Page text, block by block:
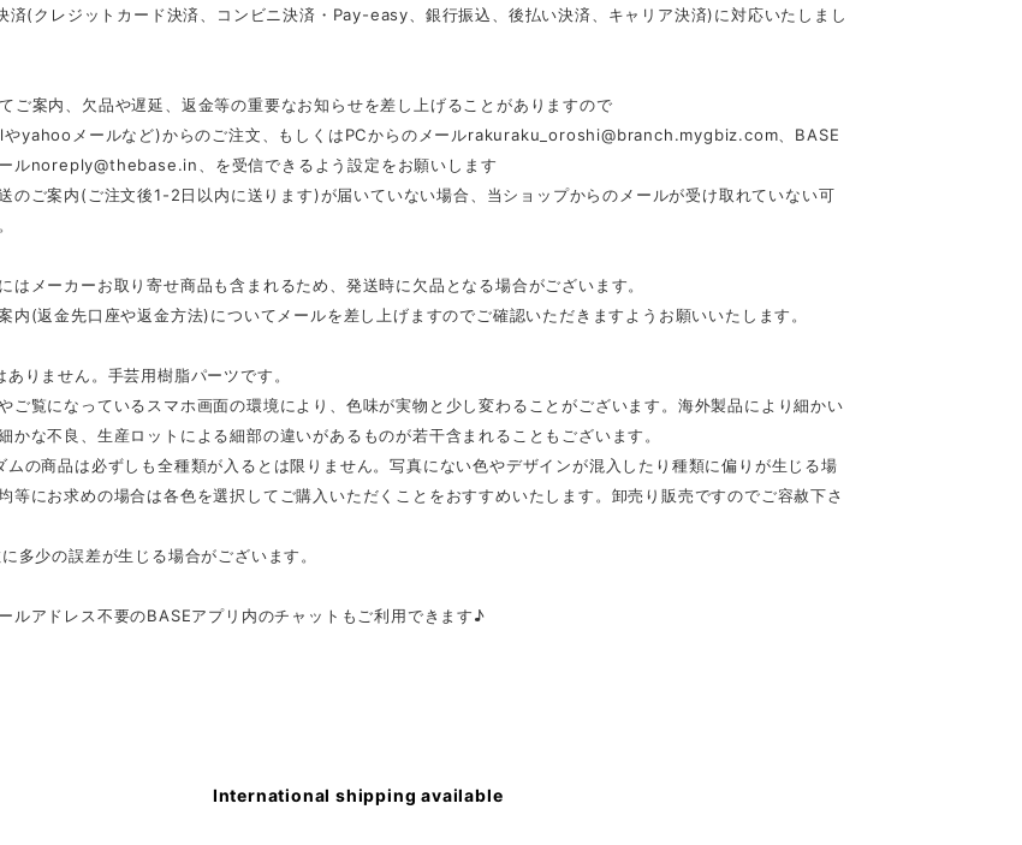
(クレジットカード決済、コンビニ決済・Pay-easy、銀行振込、後払い決済、キャリア決済)に対応いたしまし
ご案内、欠品や遅延、返金等の重要なお知らせを差し上げることがありますので
yahooメールなど)からのご注文、もしくはPCからのメールrakuraku_oroshi@branch.mygbiz.com 、BASE
ルnoreply@thebase.in
、を受信できるよう設定をお願いします
のご案内(ご注文後1-2日以内に送ります)が届いていない場合、当ショップからのメールが受け取れていない可
はメーカーお取り寄せ商品も含まれるため、発送時に欠品となる場合がございます。
内(返金先口座や返金方法)についてメールを差し上げますのでご確認いただきますようお願いいたします。
りません。手芸用樹脂パーツです。
ご覧になっているスマホ画面の環境により、色味が実物と少し変わることがございます。海外製品により細かい
かな不良、生産ロットによる細部の違いがあるものが若干含まれることもございます。
ムの商品は必ずしも全種類が入るとは限りません。写真にない色やデザインが混入したり種類に偏りが生じる場
等にお求めの場合は各色を選択してご購入いただくことをおすすめいたします。卸売り販売ですのでご容赦下さ
多少の誤差が生じる場合がございます。
ルアドレス不要のBASEアプリ内のチャットもご利用できます♪
International shipping available